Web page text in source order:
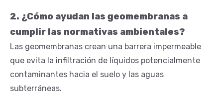
2. ¿Cómo ayudan las geomembranas a
cumplir las normativas ambientales?
Las geomembranas crean una barrera impermeable
que evita la infiltración de líquidos potencialmente
contaminantes hacia el suelo y las aguas
subterráneas.